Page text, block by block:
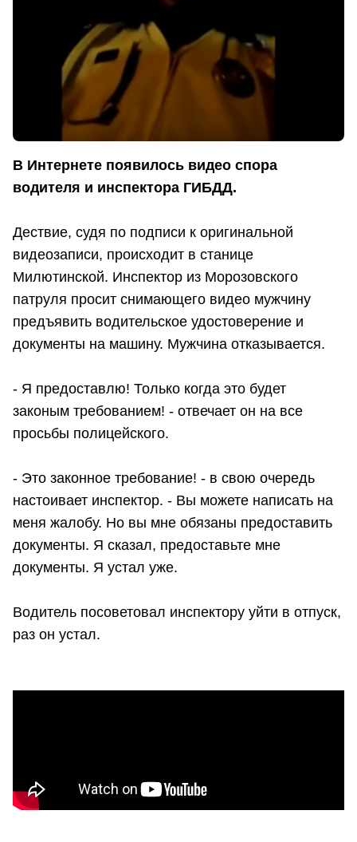
В Интернете появилось видео спора
водителя и инспектора ГИБДД.
Дествие, судя по подписи к оригинальной
видеозаписи, происходит в станице
Милютинской. Инспектор из Морозовского
патруля просит снимающего видео мужчину
предъявить водительское удостоверение и
документы на машину. Мужчина отказывается.
- Я предоставлю! Только когда это будет
законым требованием! - отвечает он на все
просьбы полицейского.
- Это законное требование! - в свою очередь
настоивает инспектор. - Вы можете написать на
меня жалобу. Но вы мне обязаны предоставить
документы. Я сказал, предоставьте мне
документы. Я устал уже.
Водитель посоветовал инспектору уйти в отпуск,
раз он устал.